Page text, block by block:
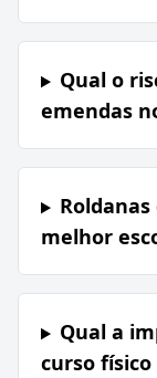
Qual o
emendas
melhor
Qual a
curso